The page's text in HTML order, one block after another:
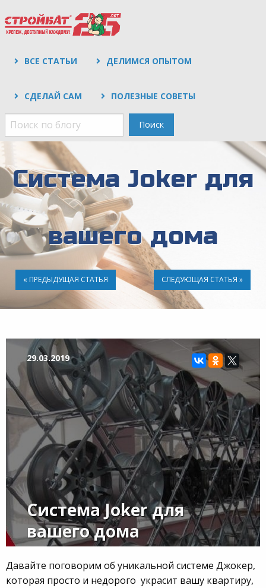
ВСЕ СТАТЬИ ДЕЛИМСЯ ОПЫТОМ
СДЕЛАЙ САМ ПОЛЕЗНЫЕ СОВЕТЫ
Поиск
Система Joker для
вашего дома
« ПРЕДЫДУЩАЯ СТАТЬЯ СЛЕДУЮЩАЯ СТАТЬЯ »
29.03.2019
Система Joker для
вашего дома
Давайте поговорим об уникальной системе Джокер,
которая просто и недорого украсит вашу квартиру,